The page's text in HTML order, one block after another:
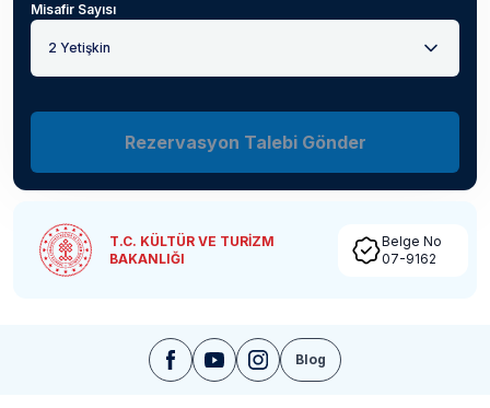
Misafir Sayısı
2 Yetişkin
Rezervasyon Talebi Gönder
T.C. KÜLTÜR VE TURİZM
BAKANLIĞI
Belge No
07-9162
Blog